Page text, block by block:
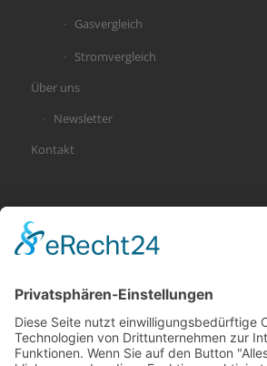
Gasvergleich
Stromvergleich
Über uns
Newsletter
Kontakt
KATEGORIEN
Altersvorsorge
Gerichtsurteile
Gesundheit und Beruf